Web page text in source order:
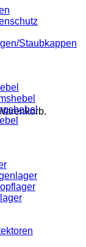
Staubkappen